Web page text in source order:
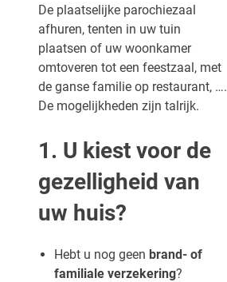
De plaatselijke parochiezaal
afhuren, tenten in uw tuin
plaatsen of uw woonkamer
omtoveren tot een feestzaal, met
de ganse familie op restaurant, ….
De mogelijkheden zijn talrijk.
1. U kiest voor de
gezelligheid van
uw huis?
Hebt u nog geen brand- of
familiale verzekering?